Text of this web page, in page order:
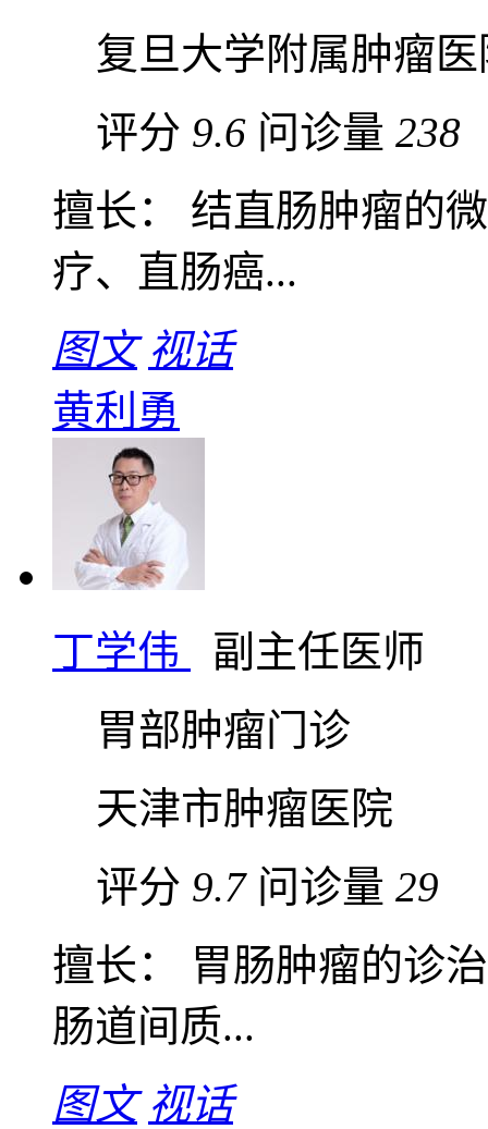
复旦大学附属肿瘤
评分 9.6 问诊量 238
擅长： 结直肠肿瘤的
疗、直肠癌...
图文 视话
黄利勇
丁学伟
副主任医师
胃部肿瘤门诊
天津市肿瘤医院
评分 9.7 问诊量 29
擅长： 胃肠肿瘤的诊
肠道间质...
图文 视话